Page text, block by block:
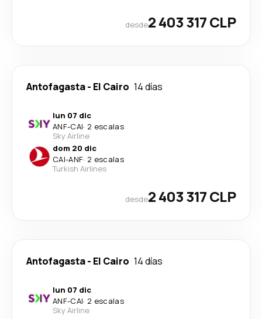
desde2 403 317 CLP
Antofagasta- El Cairo 14 días
lun 07 dic
ANF-CAI· 2 escalas
Sky Airline
dom 20 dic
CAI-ANF· 2 escalas
Turkish Airlines
desde2 403 317 CLP
Antofagasta- El Cairo 14 días
lun 07 dic
ANF-CAI· 2 escalas
Sky Airline